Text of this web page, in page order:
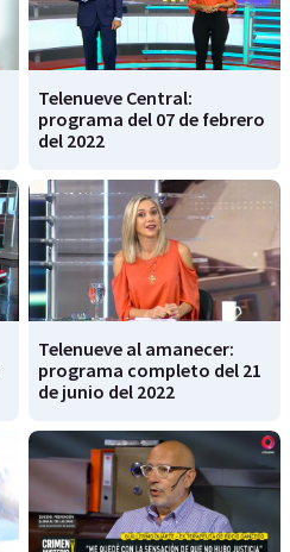
Telenueve Central:
programa del 07 de febrero
del 2022
Telenueve al amanecer:
programa completo del 21
de junio del 2022